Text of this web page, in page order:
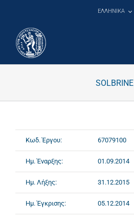
ΕΛΛΗΝΙΚΑ
SOLBRINE
Κωδ. Έργου: 67079100
Ημ. Έναρξης: 01.09.2014
Ημ. Λήξης: 31.12.2015
Ημ. Έγκρισης: 05.12.2014